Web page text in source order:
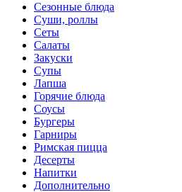
Сезонные блюда
Суши, роллы
Сеты
Салаты
Закуски
Супы
Лапша
Горячие блюда
Соусы
Бургеры
Гарниры
Римская пицца
Десерты
Напитки
Дополнительно